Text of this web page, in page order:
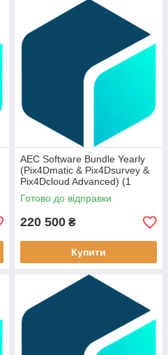
AEC Software Bundle Yearly
(Pix4Dmatic & Pix4Dsurvey &
Pix4Dcloud Advanced) (1
device)
Готово до відправки
220 500 ₴
Купити